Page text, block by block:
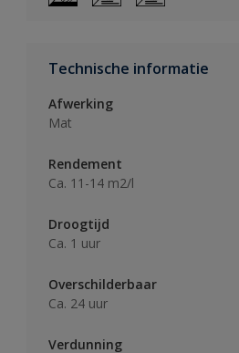
Technische informatie
Afwerking
Mat
Rendement
Ca. 11-14 m2/l
Droogtijd
Ca. 1 uur
Overschilderbaar
Ca. 24 uur
Verdunning